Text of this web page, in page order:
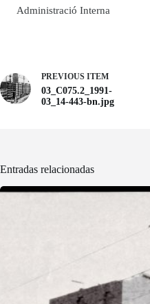
Administració Interna
PREVIOUS ITEM
03_C075.2_1991-
03_14-443-bn.jpg
Entradas relacionadas